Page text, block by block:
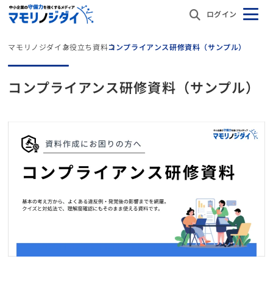
ログイン
マモリノジダイ お役立ち資料コンプライアンス研修資料（サンプル）
コンプライアンス研修資料（サンプル）